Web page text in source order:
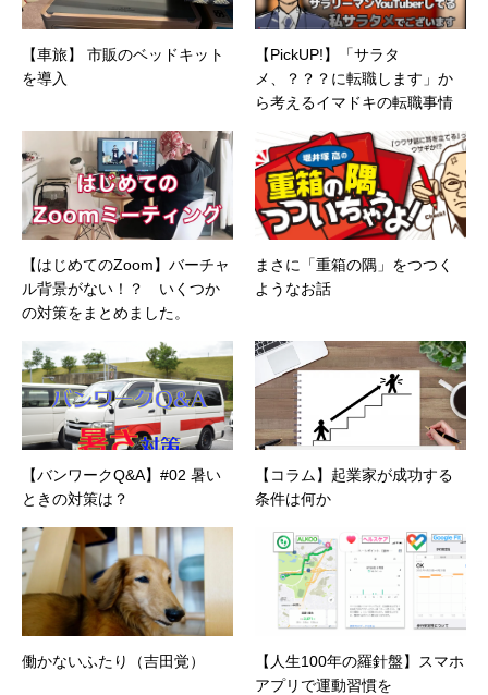
【車旅】 市販のベッドキット
を導入
【PickUP!】「サラタ
メ、？？？に転職します」か
ら考えるイマドキの転職事情
【はじめてのZoom】バーチャ
ル背景がない！？ いくつか
の対策をまとめました。
まさに「重箱の隅」をつつく
ようなお話
【バンワークQ&A】#02 暑い
ときの対策は？
【コラム】起業家が成功する
条件は何か
働かないふたり（吉田覚）
【人生100年の羅針盤】スマホ
アプリで運動習慣を